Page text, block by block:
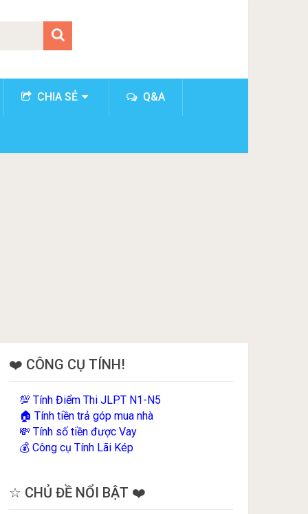
CHIA SẺ Q&A
❤️ CÔNG CỤ TÍNH!
💯 Tính Điểm Thi JLPT N1-N5
🏠 Tính tiền trả góp mua nhà
💸 Tính số tiền được Vay
💰 Công cụ Tính Lãi Kép
☆ CHỦ ĐỀ NỔI BẬT ❤️